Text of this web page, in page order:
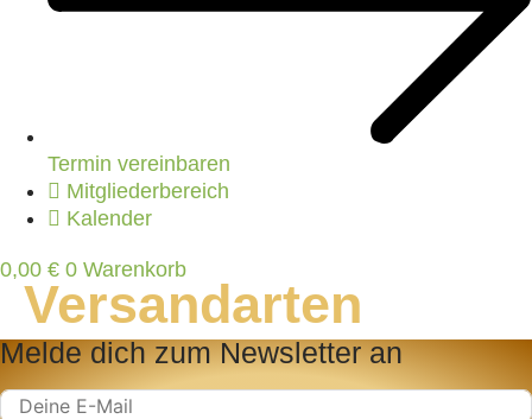
Termin vereinbaren
Mitgliederbereich
Kalender
0,00 € 0 Warenkorb
Versandarten
Melde dich zum Newsletter an